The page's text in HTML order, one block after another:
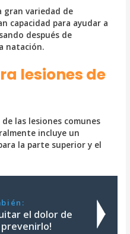
gran variedad de
capacidad para ayudar a
después de
natación.
lesiones de
las lesiones comunes
incluye un
la parte superior y el
el dolor de